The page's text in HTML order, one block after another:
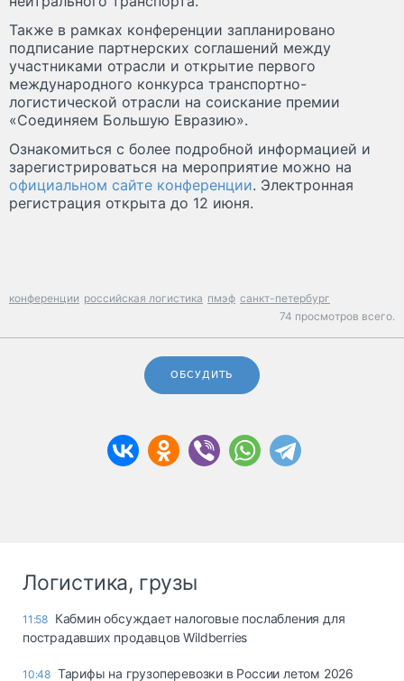
Также в рамках конференции запланировано
подписание партнерских соглашений между
участниками отрасли и открытие первого
международного конкурса транспортно-
логистической отрасли на соискание премии
«Соединяем Большую Евразию».
Ознакомиться с более подробной информацией и
зарегистрироваться на мероприятие можно на
официальном сайте конференции. Электронная
регистрация открыта до 12 июня.
конференции российская логистика пмэф санкт-петербург
74 просмотров всего.
ОБСУДИТЬ
Логистика, грузы
11:58 Кабмин обсуждает налоговые послабления для
пострадавших продавцов Wildberries
10:48 Тарифы на грузоперевозки в России летом 2026